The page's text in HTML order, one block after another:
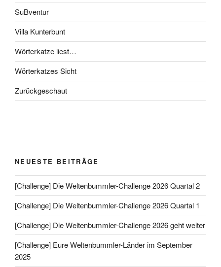
SuBventur
Villa Kunterbunt
Wörterkatze liest…
Wörterkatzes Sicht
Zurückgeschaut
NEUESTE BEITRÄGE
[Challenge] Die Weltenbummler-Challenge 2026 Quartal 2
[Challenge] Die Weltenbummler-Challenge 2026 Quartal 1
[Challenge] Die Weltenbummler-Challenge 2026 geht weiter
[Challenge] Eure Weltenbummler-Länder im September
2025